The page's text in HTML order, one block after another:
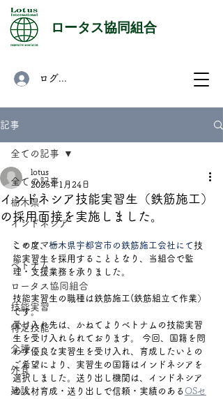
​ロータス協同組合
ログイン
記事
全ての記事
栃木県
インドネシア
ミャンマー
ベトナム
ロータス協同組合
技能実習
特定技能
介護
外食
建設
全ての記事
インドネシア技能実習生（鉄筋施工）
の採用面接を実施しました。
lotus
2025年1月24日
この度、栃木県宇都宮市の鉄筋施工会社 にて 技
能実習生を採用することとなり、当組合で監
理・支援業務を承りました。
技能実習生の職種は鉄筋施工(鉄筋組立て作業）
です。
受け入れ先は、かねてよりベトナムの技能実習
生を受け入れられております。
今回、国籍を問
わず優良な実習生を受け入れ、育成したいとの
ご希望により、 実習生の国籍はインドネシアを
選択しました。送り出し機関は、インドネシア
の人材育成・送り出しで信頼・実績のある OSセ